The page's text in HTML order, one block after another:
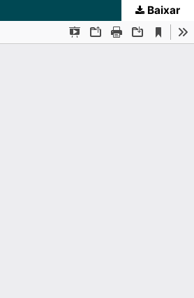
Baixar